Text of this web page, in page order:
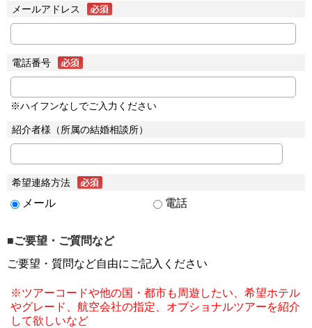
メールアドレス
電話番号
※ハイフンなしでご入力ください
紹介者様（所属の結婚相談所）
希望連絡方法
メール 電話
■ご要望・ご質問など
ご要望・質問など自由にご記入ください
※ツアーコードや他の国・都市も周遊したい、希望ホテル
やグレード、航空会社の指定、オプショナルツアーを紹介
して欲しいなど